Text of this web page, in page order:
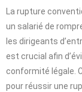
La rupture
un salarié de
les dirigeants
est crucial afin
conformité légale.
pour réussir une